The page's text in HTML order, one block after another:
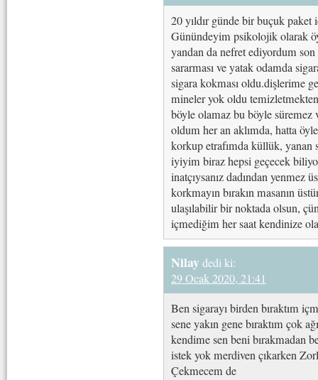
20 yıldır günde bir buçuk
Günündeyim psikolojik olarak
yandan da nefret ediyordum
sararması ve yatak odamda
sigara kokması oldu.dişlerime
mineler yok oldu
böyle olamaz bu böyle
oldum her an aklımda, hatta
korkup etrafımda küllük, yanan
iyiyim biraz hepsi geçecek
inatçıysanız dadından yenmez
korkmayın bırakın masanın
ulaşılabilir bir noktada olsun,
içmediğim her saat kendinize
Nilay dedi ki:
29 Ocak 2020, 21:41
Ben sigarayı birden bıraktım
sene yakın gene bıraktım çok
kendime sen beni bırakmadan
istek yok merdiven çıkarken
Çekmecem de